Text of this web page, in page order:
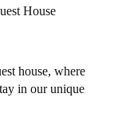
House
house, where
in our unique